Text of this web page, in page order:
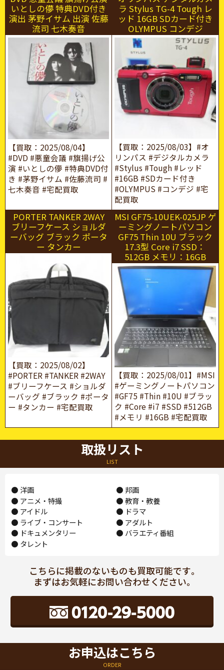
いとしの儚 特典DVD付き
演出 茅野イサム 出演 佐藤
流司 七木奏音
【買取：2025/08/04】
#DVD #悪童会議 #旗揚げ公
演 #いとしの儚 #特典DVD付
き #茅野イサム #佐藤流司 #
七木奏音 #宅配買取
ラ Stylus TG-4 Tough レ
ッド 16GB SDカード付き
OLYMPUS コンデジ
【買取：2025/08/03】#オ
リンパス #デジタルカメラ
#Stylus #Tough #レッド
#16GB #SDカード付き
#OLYMPUS #コンデジ #宅
配買取
PORTER TANKER 2WAY
ブリーフケース ショルダ
ーバッグ ブラック ポータ
ー タンカー
【買取：2025/08/02】
#PORTER #TANKER #2WAY
#ブリーフケース #ショルダ
ーバッグ #ブラック #ポータ
ー #タンカー #宅配買取
MSI GF75-10UEK-025JP ゲ
ーミングノートパソコン
GF75 Thin 10U ブラック
17.3型 Core i7 SSD：
512GB メモリ：16GB
【買取：2025/08/01】#MSI
#ゲーミングノートパソコン
#GF75 #Thin #10U #ブラッ
ク #Core #i7 #SSD #512GB
#メモリ #16GB #宅配買取
取扱リスト
LIST
洋画
邦画
アニメ・特撮
教育・教養
アイドル
ドラマ
ライブ・コンサート
アダルト
ドキュメンタリー
バラエティ番組
タレント
こちらに掲載のないものも買取可能です｡
まずはお気軽にお問い合わせください｡
お申込はこちら
ORDER